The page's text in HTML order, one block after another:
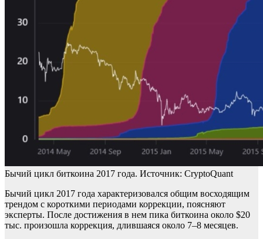
Бычий цикл биткоина 2017 года. Источник: CryptoQuant
Бычий цикл 2017 года характеризовался общим восходящим
трендом с короткими периодами коррекции, поясняют
эксперты. После достижения в нем пика биткоина около $20
тыс. произошла коррекция, длившаяся около 7–8 месяцев.